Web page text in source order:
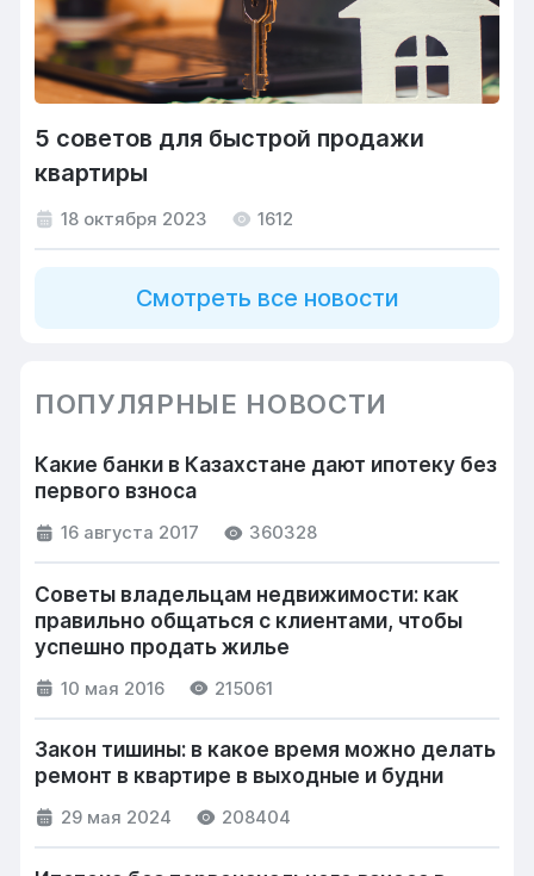
5 советов для быстрой продажи
квартиры
18 октября 2023 1612
Смотреть все новости
ПОПУЛЯРНЫЕ НОВОСТИ
Какие банки в Казахстане дают ипотеку без
первого взноса
16 августа 2017 360328
Советы владельцам недвижимости: как
правильно общаться с клиентами, чтобы
успешно продать жилье
10 мая 2016 215061
Закон тишины: в какое время можно делать
ремонт в квартире в выходные и будни
29 мая 2024 208404